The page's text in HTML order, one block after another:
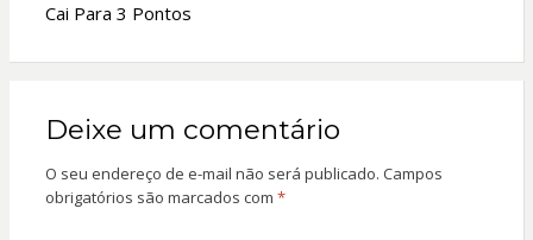
Cai Para 3 Pontos
Deixe um comentário
O seu endereço de e-mail não será publicado. Campos
obrigatórios são marcados com *